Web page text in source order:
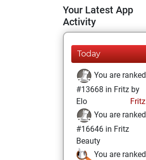
Your Latest App
Activity
Today
You are ranked
#13668 in Fritz by
Elo
Fritz
You are ranked
#16646 in Fritz
Beauty
You are ranked